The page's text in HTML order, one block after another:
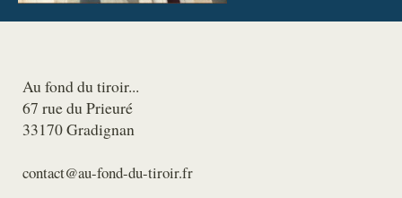
Au fond du tiroir...
67 rue du Prieuré
33170 Gradignan
contact@au-fond-du-tiroir.fr